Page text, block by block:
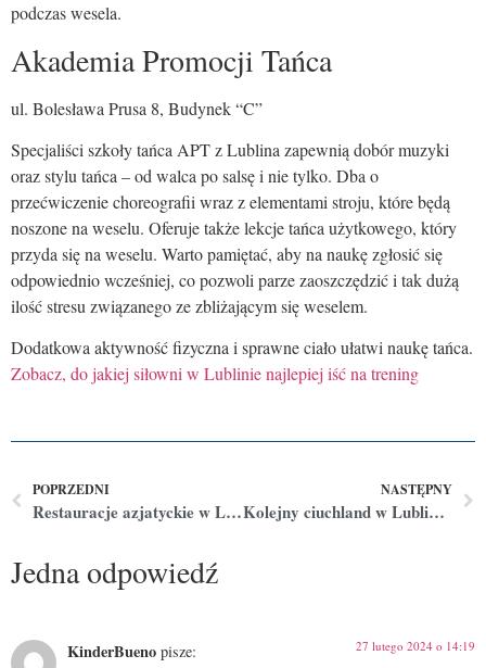
podczas wesela.
Akademia Promocji Tańca
ul. Bolesława Prusa 8, Budynek “C”
Specjaliści szkoły tańca APT z Lublina zapewnią dobór muzyki
oraz stylu tańca – od walca po salsę i nie tylko. Dba o
przećwiczenie choreografii wraz z elementami stroju, które będą
noszone na weselu. Oferuje także lekcje tańca użytkowego, który
przyda się na weselu. Warto pamiętać, aby na naukę zgłosić się
odpowiednio wcześniej, co pozwoli parze zaoszczędzić i tak dużą
ilość stresu związanego ze zbliżającym się weselem.
Dodatkowa aktywność fizyczna i sprawne ciało ułatwi naukę tańca.
Zobacz, do jakiej siłowni w Lublinie najlepiej iść na trening
POPRZEDNI
Restauracje azjatyckie w Lublinie – gdzie warto wybrać się na sushi, ramen czy smażony makaron
NASTĘPNY
Kolejny ciuchland w Lublinie! Tym razem w samym centrum miasta! Czy to najlepszy lumpeks w Lublinie?
Jedna odpowiedź
KinderBueno pisze: 27 lutego 2024 o 14:19